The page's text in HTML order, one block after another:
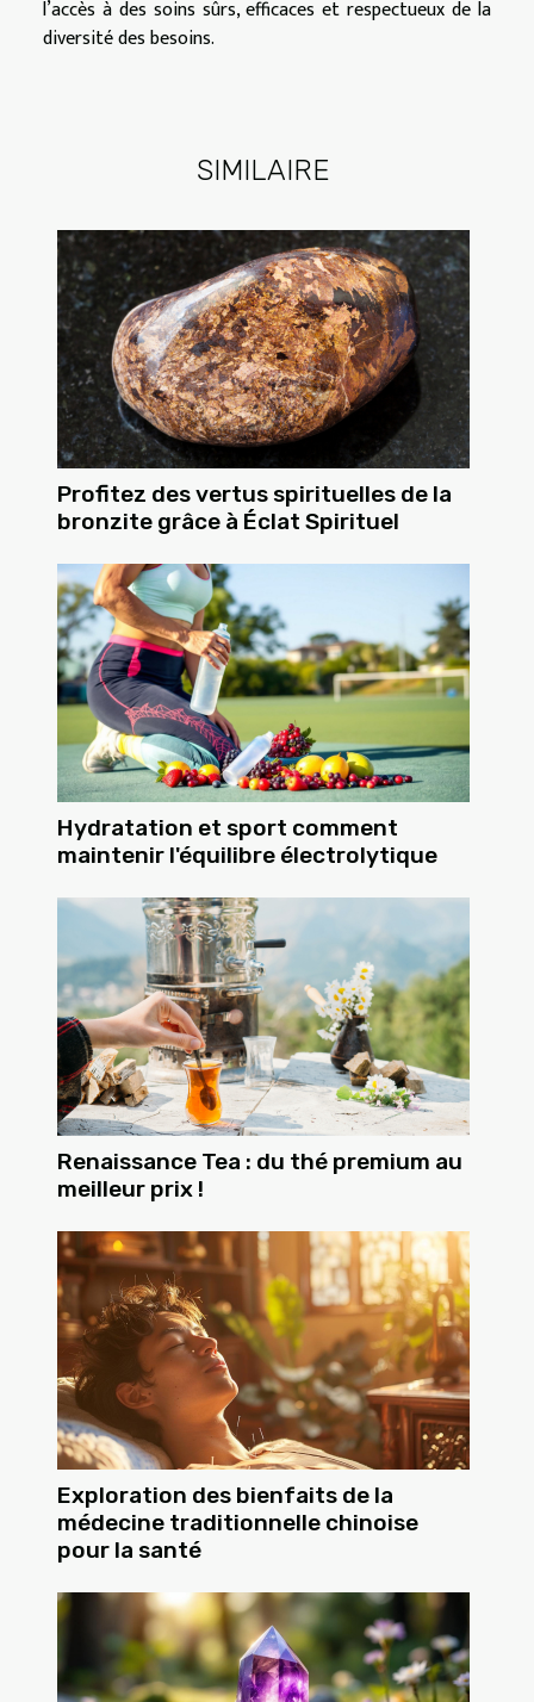
l’accès à des soins sûrs, efficaces et respectueux de la
diversité des besoins.
SIMILAIRE
Profitez des vertus spirituelles de la
bronzite grâce à Éclat Spirituel
Hydratation et sport comment
maintenir l'équilibre électrolytique
Renaissance Tea : du thé premium au
meilleur prix !
Exploration des bienfaits de la
médecine traditionnelle chinoise
pour la santé